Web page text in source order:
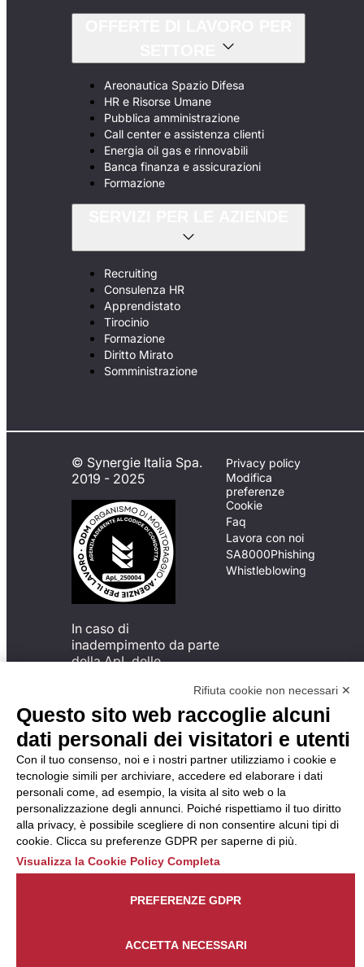
Areonautica Spazio Difesa
HR e Risorse Umane
Pubblica amministrazione
Call center e assistenza clienti
Energia oil gas e rinnovabili
Banca finanza e assicurazioni
Formazione
Recruiting
Consulenza HR
Apprendistato
Tirocinio
Formazione
Diritto Mirato
Somministrazione
© Synergie Italia Spa.
2019 - 2025
In caso di
inadempimento da parte
della ApL delle
del Codice di Condotta, è
possibile presentare un
reclamo
all’Organismo di
Monitoraggio utilizzando
una delle modalità
descritte al seguente
indirizzo web
https://odm-
agenzielavoro.it/reclami/.
Privacy policy
Modifica
preferenze
Cookie
Faq
Lavora con noi
SA8000Phishing
Whistleblowing
Rifiuta cookie non necessari ✕
Questo sito web raccoglie alcuni
dati personali dei visitatori e utenti
Con il tuo consenso, noi e i nostri partner utilizziamo i cookie e
tecnologie simili per archiviare, accedere ed elaborare i dati
personali come, ad esempio, la visita al sito web o la
personalizzazione degli annunci. Poiché rispettiamo il tuo diritto
alla privacy, è possibile scegliere di non consentire alcuni tipi di
cookie. Clicca su preferenze GDPR per saperne di più.
Visualizza la Cookie Policy Completa
ACCETTA NECESSARI
PREFERENZE GDPR